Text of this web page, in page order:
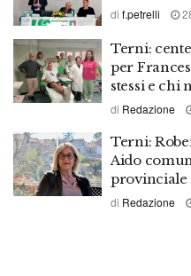
di f.petrelli
Terni:
per
stessi e chi
di Redazione
Terni:
Aido
provinciale
di Redazione